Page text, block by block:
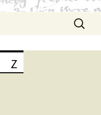
Suchen
nach:
Z